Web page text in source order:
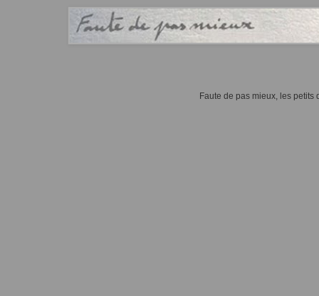
Faute de pas mieux, les